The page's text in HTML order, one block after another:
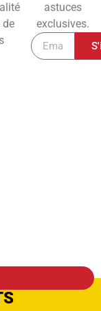
de
astuces
exclusives.